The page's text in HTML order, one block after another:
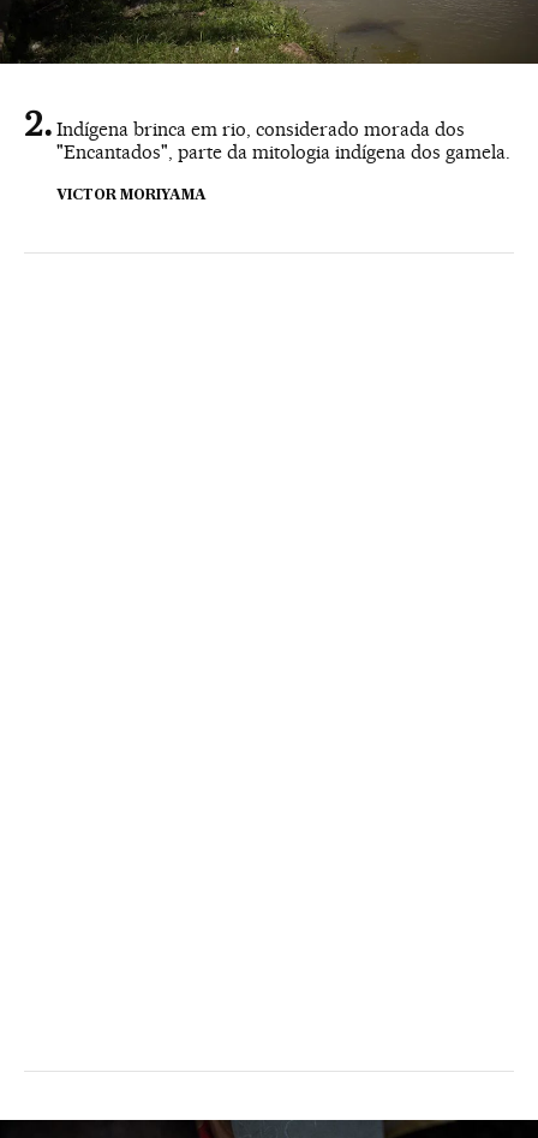
Indígena brinca em rio, considerado morada dos
"Encantados", parte da mitologia indígena dos gamela.
VICTOR MORIYAMA